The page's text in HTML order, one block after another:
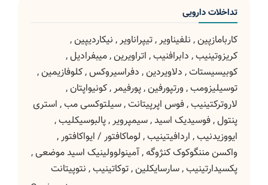
تداخلات دارویی
کاربامازپین,نلفیناویر ,تیپراناویر ,نیکاردیپین,
کریزوتینیب,دابرافنیب,اتراویرین,میبفرادیل ,
کوبیسیستات,دلاویردین,دفراسیروکس,کلوفازیمین,
توسیلیزومب,ورتپورفین,پورفیمر,کونیواپتان,
لاروترکتینیب,فوس اپرپیتانت ,سیلتوکسی مب ,استری
پنتول,فوسیدیک اسید,سیمپرویر,پالبوسیکلیب,
ایووزیدنیب,اردافیتینیب,لوماکافتور / ایواکافتور,
واکسن مننگوکوک کنژوگه,آمینولوولینیک اسید موضعی,
پکسیدارتینیب,سارسایکلین,توکاتینیب,نتوپیتانت